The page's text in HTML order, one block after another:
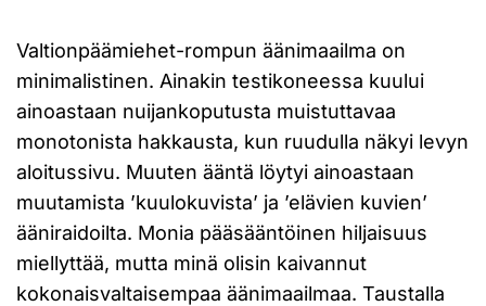
Valtionpäämiehet-rompun äänimaailma on
minimalistinen. Ainakin testikoneessa kuului
ainoastaan nuijankoputusta muistuttavaa
monotonista hakkausta, kun ruudulla näkyi levyn
aloitussivu. Muuten ääntä löytyi ainoastaan
muutamista ’kuulokuvista’ ja ’elävien kuvien’
ääniraidoilta. Monia pääsääntöinen hiljaisuus
miellyttää, mutta minä olisin kaivannut
kokonaisvaltaisempaa äänimaailmaa. Taustalla